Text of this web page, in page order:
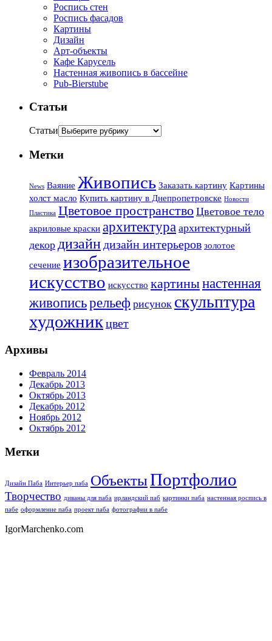
Роспись стен
Роспись фасадов
Картины
Дизайн
Арт-объекты
Кафе Карусель
Настенная живопись в бассейне
Pub-Bierstube
Статьи
Статьи
Метки
News Ваяние Живопись Заказать картину Картины
холст масло Купить картину в Днепропетровске Новости
Пластика Цветовое пространство Цветовое тело
акриловые краски архитектура архитектурный
декор дизайндизайн интерьеров золотое
сечение изобразительное
искусство искусство картинынастенная
живописьрельеф рисунок скульптура
художникцвет
Архивы
Февраль 2014
Декабрь 2013
Октябрь 2013
Декабрь 2012
Ноябрь 2012
Октябрь 2012
Метки
Дизайн Паба Интерьер паба ОбъектыПортфолио
Творчество диваны для паба ирландский паб картинки паба настенная роспись в
пабе оформление паба проект паба фотографии в пабе
IgorMarchenko.com